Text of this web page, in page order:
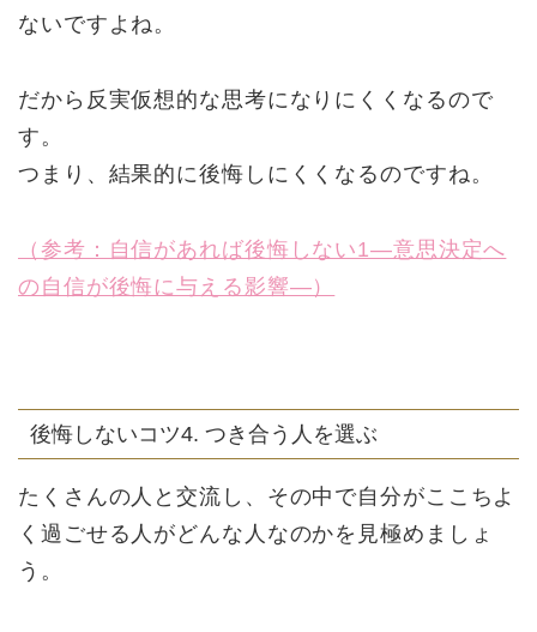
ないですよね。
だから反実仮想的な思考になりにくくなるので
す。
つまり、結果的に後悔しにくくなるのですね。
（参考：自信があれば後悔しない1―意思決定へ
の自信が後悔に与える影響―）
後悔しないコツ4. つき合う人を選ぶ
たくさんの人と交流し、その中で自分がここちよ
く過ごせる人がどんな人なのかを見極めましょ
う。